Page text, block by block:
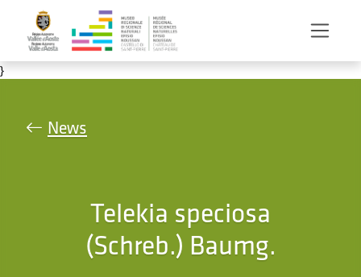
Salta al contenuto principale
}
News
Telekia speciosa
(Schreb.) Baumg.